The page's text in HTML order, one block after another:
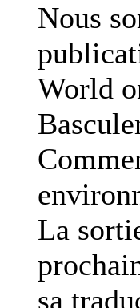
Nous
World
La
sa